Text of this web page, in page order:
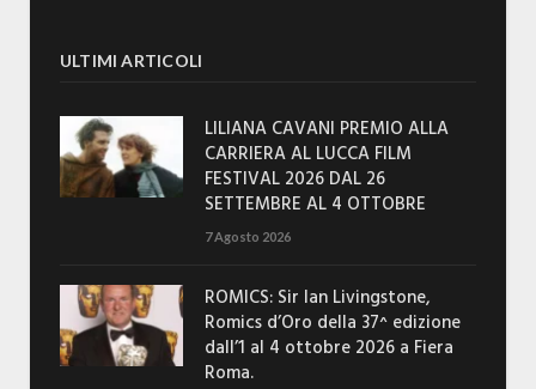
ULTIMI ARTICOLI
LILIANA CAVANI PREMIO ALLA
CARRIERA AL LUCCA FILM
FESTIVAL 2026 DAL 26
SETTEMBRE AL 4 OTTOBRE
7 Agosto 2026
ROMICS: Sir Ian Livingstone,
Romics d’Oro della 37^ edizione
dall’1 al 4 ottobre 2026 a Fiera
Roma.